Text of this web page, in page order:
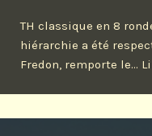
TH classique en 8
hiérarchie a été
Fredon, remporte le…